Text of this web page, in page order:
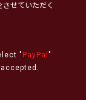
せていただく
" PayPal "